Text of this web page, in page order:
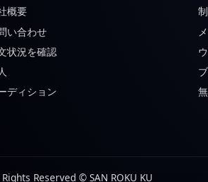
概要
い合わせ
状況を確認
ディション
Reserved © SAN ROKU KU